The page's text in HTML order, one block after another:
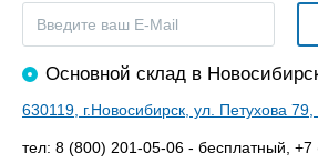
Основной склад в
630119, г.Новосибирск, ул. Петухова
тел: 8 (800) 201-05-06 - бесплатный,